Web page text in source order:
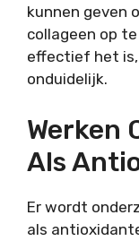
kunnen geven
collageen op
effectief het
onduidelijk.
Werken
Als
Er wordt
als